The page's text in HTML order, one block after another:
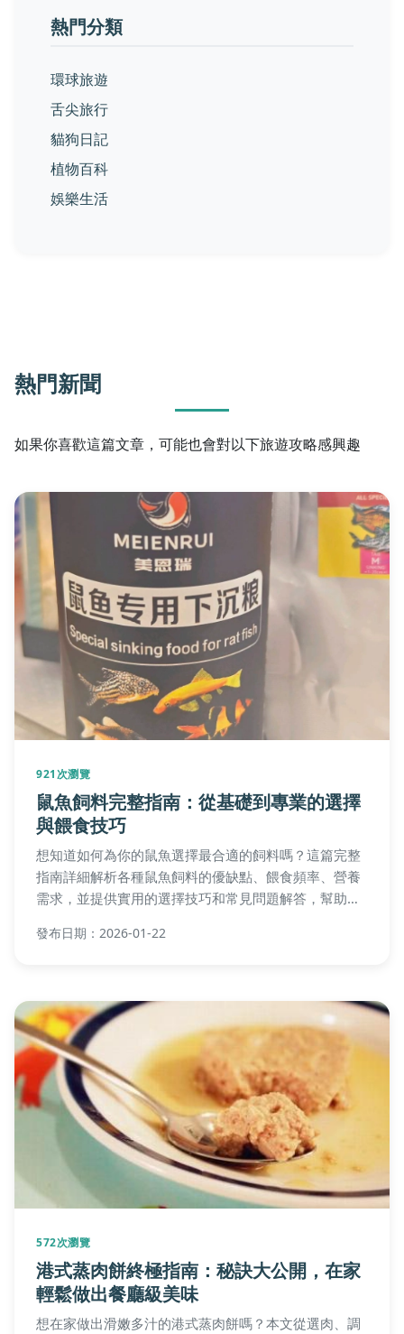
熱門分類
環球旅遊
舌尖旅行
貓狗日記
植物百科
娛樂生活
熱門新聞
如果你喜歡這篇文章，可能也會對以下旅遊攻略感興趣
921次瀏覽
鼠魚飼料完整指南：從基礎到專業的選擇
與餵食技巧
想知道如何為你的鼠魚選擇最合適的飼料嗎？這篇完整
指南詳細解析各種鼠魚飼料的優缺點、餵食頻率、營養
需求，並提供實用的選擇技巧和常見問題解答，幫助你
發布日期：2026-01-22
572次瀏覽
港式蒸肉餅終極指南：秘訣大公開，在家
輕鬆做出餐廳級美味
想在家做出滑嫩多汁的港式蒸肉餅嗎？本文從選肉、調